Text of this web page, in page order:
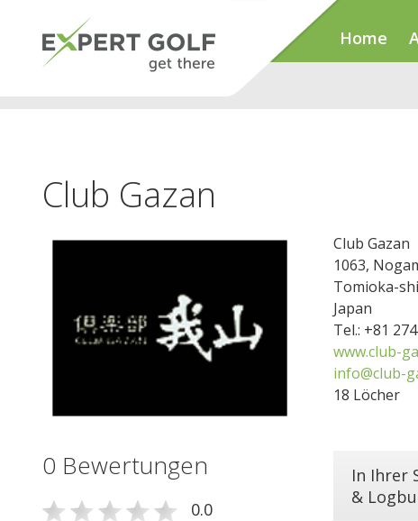
Home
Club Gazan
Club Gazan
1063,
Tomioka-
Japan
Tel.: +81
www.club-
info@club-
18 Löcher
0 Bewertungen
0.0
In Ihrer
&